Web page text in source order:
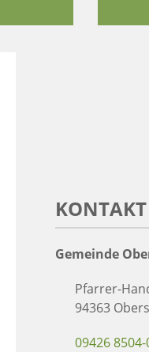
KONTAKT
Gemeinde
Pfarrer-
94363
09426 8504-